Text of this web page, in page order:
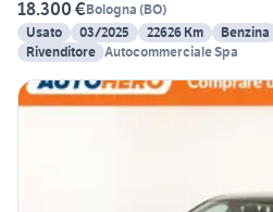
18.300 €Bologna (BO)
Usato
03/2025 22626 Km Benzina
Rivenditore Autocommerciale Spa